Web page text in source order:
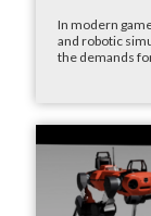
In modern
and robotic
the demands